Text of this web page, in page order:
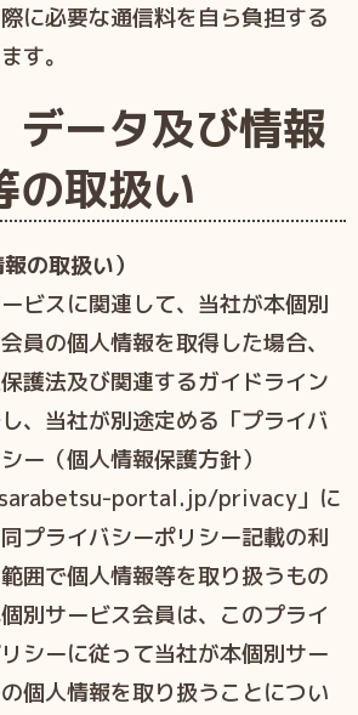
に必要な通信料を自ら負担する
す。
ータ及び情報
の取扱い
の取扱い）
ビスに関連して、当社が本個別
員の個人情報を取得した場合、
護法及び関連するガイドライン
、当社が別途定める「プライバ
ー（個人情報保護方針）
portal.jp/privacy」に
プライバシーポリシー記載の利
囲で個人情報等を取り扱うもの
別サービス会員は、このプライ
シーに従って当社が本個別サー
個人情報を取り扱うことについ